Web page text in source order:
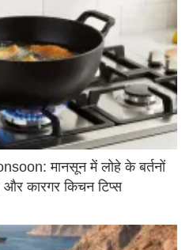
मानसून में लोहे के बर्तनों
कारगर किचन टिप्स